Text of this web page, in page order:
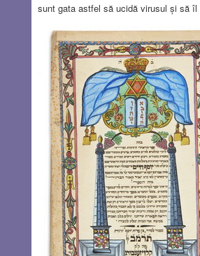
sunt gata astfel să ucidă virusul și să
trebuie deci luată în calcul în analiza
uzitează deja în lume. În cele ce
scurtă și simplificată a vaccinurilor
sau mondial, împotriva COVID-19.
FEB 25, 2021